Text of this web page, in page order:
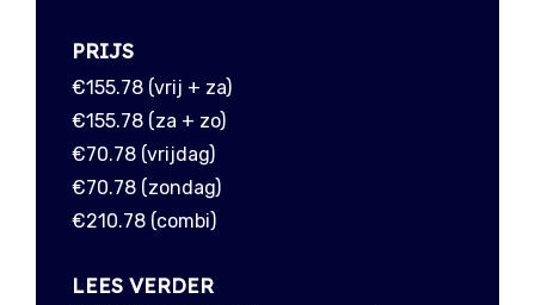
PRIJS
€155.78 (vrij + za)
€155.78 (za + zo)
€70.78 (vrijdag)
€70.78 (zondag)
€210.78 (combi)
LEES VERDER